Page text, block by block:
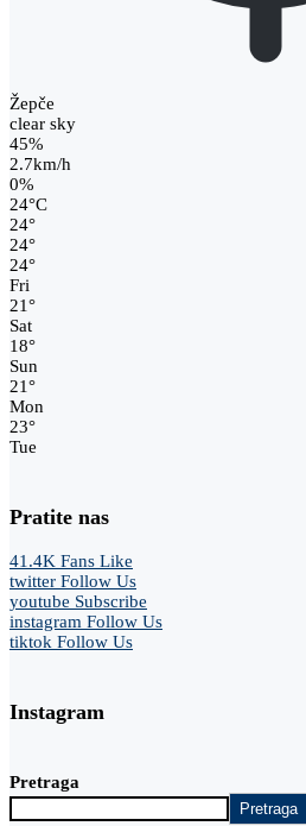
Žepče
clear sky
45%
2.7km/h
0%
24°C
24°
24°
24°
Fri
21°
Sat
18°
Sun
21°
Mon
23°
Tue
Pratite nas
41.4K Fans Like
twitter Follow Us
youtube Subscribe
instagram Follow Us
tiktok Follow Us
Instagram
Pretraga
Pretraga